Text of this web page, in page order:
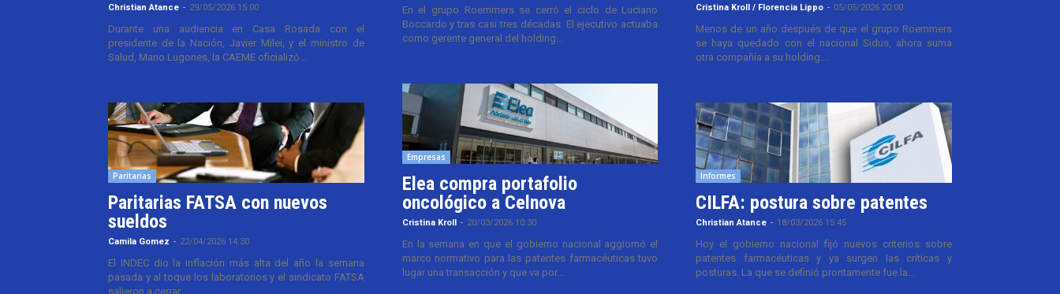
Christian Atance - 29/05/2026 15:00
Durante una audiencia en Casa Rosada con el
presidente de la Nación, Javier Milei, y el ministro de
Salud, Mario Lugones, la CAEME oficializó...
Paritarias
Paritarias FATSA con nuevos
sueldos
Camila Gomez - 22/04/2026 14:30
El INDEC dio la inflación más alta del año la semana
pasada y al toque los laboratorios y el sindicato FATSA
salieron a cerrar...
En el grupo Roemmers se cerró el ciclo de Luciano
Boccardo y tras casi tres décadas. El ejecutivo actuaba
como gerente general del holding...
Empresas
Elea compra portafolio
oncológico a Celnova
Cristina Kroll - 20/03/2026 10:30
En la semana en que el gobierno nacional aggiornó el
marco normativo para las patentes farmacéuticas tuvo
lugar una transacción y que va por...
Cristina Kroll / Florencia Lippo - 05/05/2026 20:00
Menos de un año después de que el grupo Roemmers
se haya quedado con el nacional Sidus, ahora suma
otra compañía a su holding....
Informes
CILFA: postura sobre patentes
Christian Atance - 18/03/2026 15:45
Hoy el gobierno nacional fijó nuevos criterios sobre
patentes farmacéuticas y ya surgen las críticas y
posturas. La que se definió prontamente fue la...